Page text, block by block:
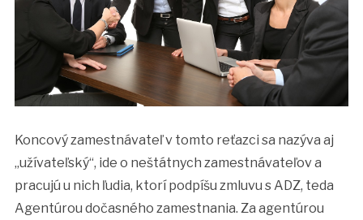
Koncový zamestnávateľ v tomto reťazci sa nazýva aj
„užívateľský“, ide o neštátnych zamestnávateľov a
pracujú u nich ľudia, ktorí podpíšu zmluvu s ADZ, teda
Agentúrou dočasného zamestnania. Za agentúrou